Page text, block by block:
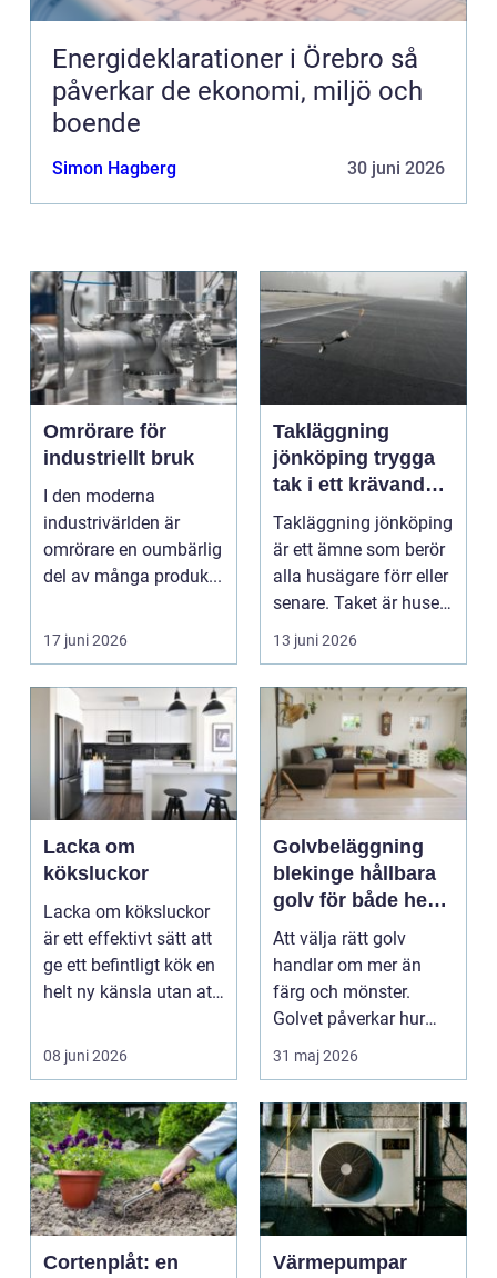
Energideklarationer i Örebro så
påverkar de ekonomi, miljö och
boende
Simon Hagberg 30 juni 2026
Omrörare för
industriellt bruk
I den moderna
industrivärlden är
omrörare en oumbärlig
del av många produk...
17 juni 2026
Takläggning
jönköping trygga
tak i ett krävande
småländskt klimat
Takläggning jönköping
är ett ämne som berör
alla husägare förr eller
senare. Taket är husets
viktiga...
13 juni 2026
Lacka om
köksluckor
Lacka om köksluckor
är ett effektivt sätt att
ge ett befintligt kök en
helt ny känsla utan att
08 juni 2026
Golvbeläggning
blekinge hållbara
golv för både hem
och företag
Att välja rätt golv
handlar om mer än
färg och mönster.
Golvet påverkar hur
rummet upplevs, hur
31 maj 2026
Cortenplåt: en
Värmepumpar